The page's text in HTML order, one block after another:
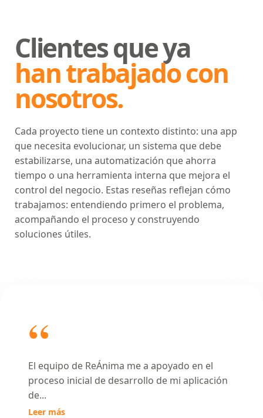
Clientes que ya
han trabajado con
nosotros.
Cada proyecto tiene un contexto distinto: una app
que necesita evolucionar, un sistema que debe
estabilizarse, una automatización que ahorra
tiempo o una herramienta interna que mejora el
control del negocio. Estas reseñas reflejan cómo
trabajamos: entendiendo primero el problema,
acompañando el proceso y construyendo
soluciones útiles.
El equipo de ReÁnima me a apoyado en el
proceso inicial de desarrollo de mi aplicación
de...
Leer más